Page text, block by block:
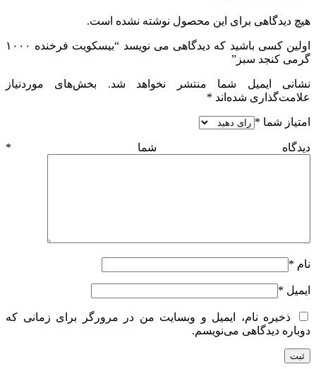
هیچ دیدگاهی برای این محصول نوشته نشده است.
اولین کسی باشید که دیدگاهی می نویسد “بیسکویت فرخنده ۱۰۰۰
گرمی کنجد سبز”
نشانی ایمیل شما منتشر نخواهد شد.
بخش‌های موردنیاز
علامت‌گذاری شده‌اند *
امتیاز شما *
دیدگاه شما *
نام *
ایمیل *
ذخیره نام، ایمیل و وبسایت من در مرورگر برای زمانی که
دوباره دیدگاهی می‌نویسم.